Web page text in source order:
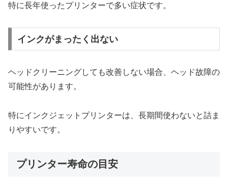
特に長年使ったプリンターで多い症状です。
インクがまったく出ない
ヘッドクリーニングしても改善しない場合、ヘッド故障の
可能性があります。
特にインクジェットプリンターは、長期間使わないと詰ま
りやすいです。
プリンター寿命の目安